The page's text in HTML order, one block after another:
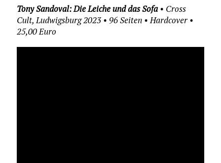
Tony Sandoval: Die Leiche und das Sofa• Cross
Cult, Ludwigsburg 2023 • 96 Seiten • Hardcover •
25,00 Euro